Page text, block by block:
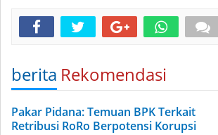
berita Rekomendasi
Pakar Pidana: Temuan BPK Terkait
Retribusi RoRo Berpotensi Korupsi